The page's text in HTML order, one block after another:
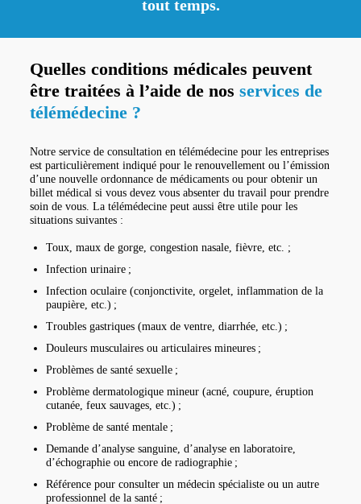
tout temps.
Quelles conditions médicales peuvent
être traitées à l’aide de nos services de
télémédecine ?
Notre service de consultation en télémédecine pour les entreprises
est particulièrement indiqué pour le renouvellement ou l’émission
d’une nouvelle ordonnance de médicaments ou pour obtenir un
billet médical si vous devez vous absenter du travail pour prendre
soin de vous. La télémédecine peut aussi être utile pour les
situations suivantes :
Toux, maux de gorge, congestion nasale, fièvre, etc. ;
Infection urinaire ;
Infection oculaire (conjonctivite, orgelet, inflammation de la
paupière, etc.) ;
Troubles gastriques (maux de ventre, diarrhée, etc.) ;
Douleurs musculaires ou articulaires mineures ;
Problèmes de santé sexuelle ;
Problème dermatologique mineur (acné, coupure, éruption
cutanée, feux sauvages, etc.) ;
Problème de santé mentale ;
Demande d’analyse sanguine, d’analyse en laboratoire,
d’échographie ou encore de radiographie ;
Référence pour consulter un médecin spécialiste ou un autre
professionnel de la santé ;